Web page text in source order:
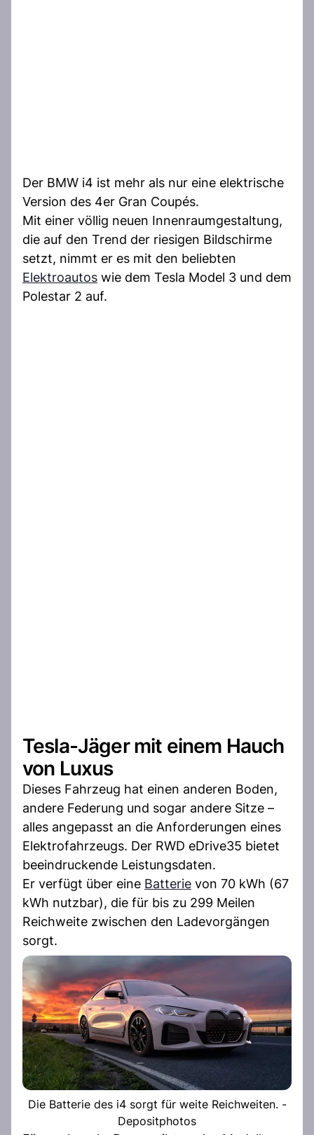
Der BMW i4 ist mehr als nur eine elektrische
Version des 4er Gran Coupés.
Mit einer völlig neuen Innenraumgestaltung,
die auf den Trend der riesigen Bildschirme
setzt, nimmt er es mit den beliebten
Elektroautos wie dem Tesla Model 3 und dem
Polestar 2 auf.
Tesla-Jäger mit einem Hauch
von Luxus
Dieses Fahrzeug hat einen anderen Boden,
andere Federung und sogar andere Sitze –
alles angepasst an die Anforderungen eines
Elektrofahrzeugs. Der RWD eDrive35 bietet
beeindruckende Leistungsdaten.
Er verfügt über eine Batterie von 70 kWh (67
kWh nutzbar), die für bis zu 299 Meilen
Reichweite zwischen den Ladevorgängen
sorgt.
Die Batterie des i4 sorgt für weite Reichweiten. -
Depositphotos